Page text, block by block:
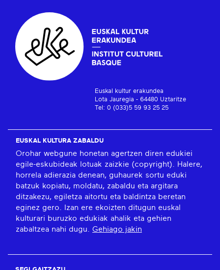
Euskal kultur erakundea
Lota Jauregia - 64480 Uztaritze
Tel: 0 (033)5 59 93 25 25
EUSKAL KULTURA ZABALDU
Orohar webgune honetan agertzen diren edukiei
egile-eskubideak lotuak zaizkie (copyright). Halere,
horrela adierazia denean, guhaurek sortu eduki
batzuk kopiatu, moldatu, zabaldu eta argitara
ditzakezu, egiletza aitortu eta baldintza beretan
eginez gero. Izan ere ekoizten ditugun euskal
kulturari buruzko edukiak ahalik eta gehien
zabaltzea nahi dugu. Gehiago jakin